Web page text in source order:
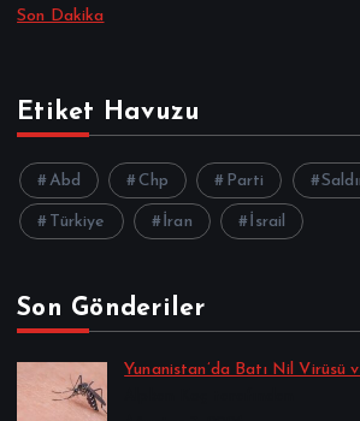
Son Dakika
Etiket Havuzu
Abd Chp Parti
Türkiye İran İsrail
Son Gönderiler
Yunanistan’da Batı Nil Virüsü